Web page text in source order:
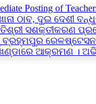
Posting of
ଠାବ, ଦୁଇ ଦେଶୀ
ସଶକ୍ତୀକରଣ
ଆକ୍ରମଣ ।